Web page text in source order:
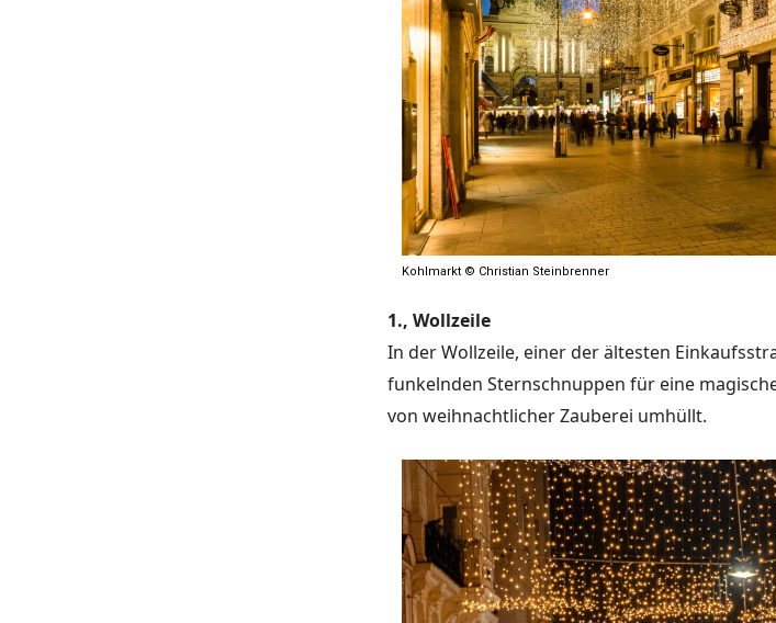
Kohlmarkt © Christian Steinbrenner
1., Wollzeile
In der Wollzeile, einer der ältesten
funkelnden Sternschnuppen für eine
von weihnachtlicher Zauberei umhüllt.